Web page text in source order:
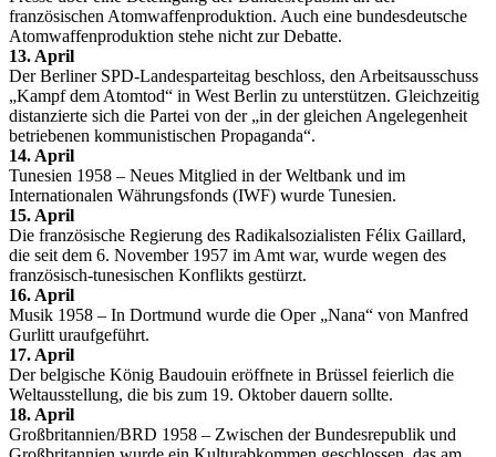
französischen Atomwaffenproduktion. Auch eine bundesdeutsche
Atomwaffenproduktion stehe nicht zur Debatte.
13. April
Der Berliner SPD-Landesparteitag beschloss, den Arbeitsausschuss
„Kampf dem Atomtod“ in West Berlin zu unterstützen. Gleichzeitig
distanzierte sich die Partei von der „in der gleichen Angelegenheit
betriebenen kommunistischen Propaganda“.
14. April
Tunesien 1958 – Neues Mitglied in der Weltbank und im
Internationalen Währungsfonds (IWF) wurde Tunesien.
15. April
Die französische Regierung des Radikalsozialisten Félix Gaillard,
die seit dem 6. November 1957 im Amt war, wurde wegen des
französisch-tunesischen Konflikts gestürzt.
16. April
Musik 1958 – In Dortmund wurde die Oper „Nana“ von Manfred
Gurlitt uraufgeführt.
17. April
Der belgische König Baudouin eröffnete in Brüssel feierlich die
Weltausstellung, die bis zum 19. Oktober dauern sollte.
18. April
Großbritannien/BRD 1958 – Zwischen der Bundesrepublik und